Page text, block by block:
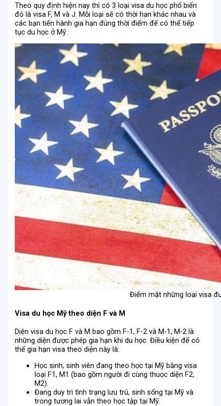
Theo quy định hiện nay thì có 3 loại visa du học phổ biến
đó là visa F, M và J. Mỗi loại sẽ có thời hạn khác nhau và
các bạn tiến hành gia hạn đúng thời điểm để có thể tiếp
tục du học ở Mỹ.
Điểm mặt những loại visa
Visa du học Mỹ theo diện F và M
Diện visa du học F và M bao gồm F-1, F-2 và M-1, M-2 là
những diện được phép gia hạn khi du học. Điều kiện để có
thể gia hạn visa theo diện này là:
Học sinh, sinh viên đang theo học tại Mỹ bằng visa
loại F1, M1 (bao gồm người đi cùng thuọc diện F2,
M2).
Đang duy trì tình trạng lưu trú, sinh sống tại Mỹ và
trong tương lai vẫn theo học tập tại Mỹ.